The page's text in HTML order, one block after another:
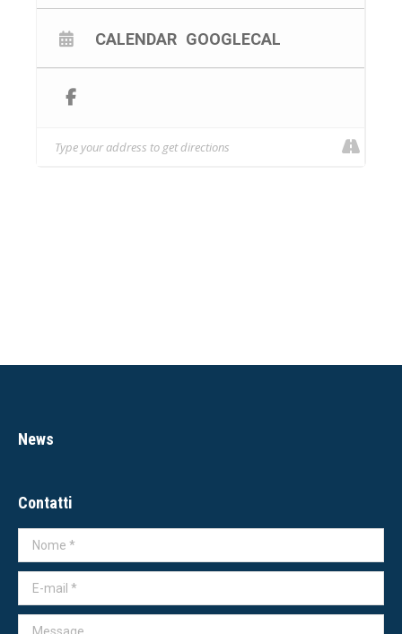
CALENDAR GOOGLECAL
News
Contatti
Nome *
E-mail *
Message